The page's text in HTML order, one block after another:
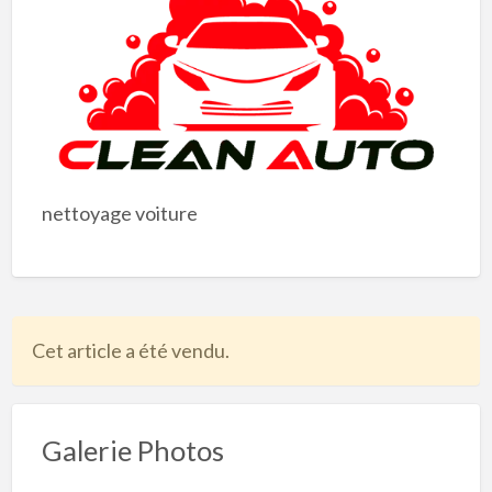
nettoyage voiture
Cet article a été vendu.
Galerie Photos